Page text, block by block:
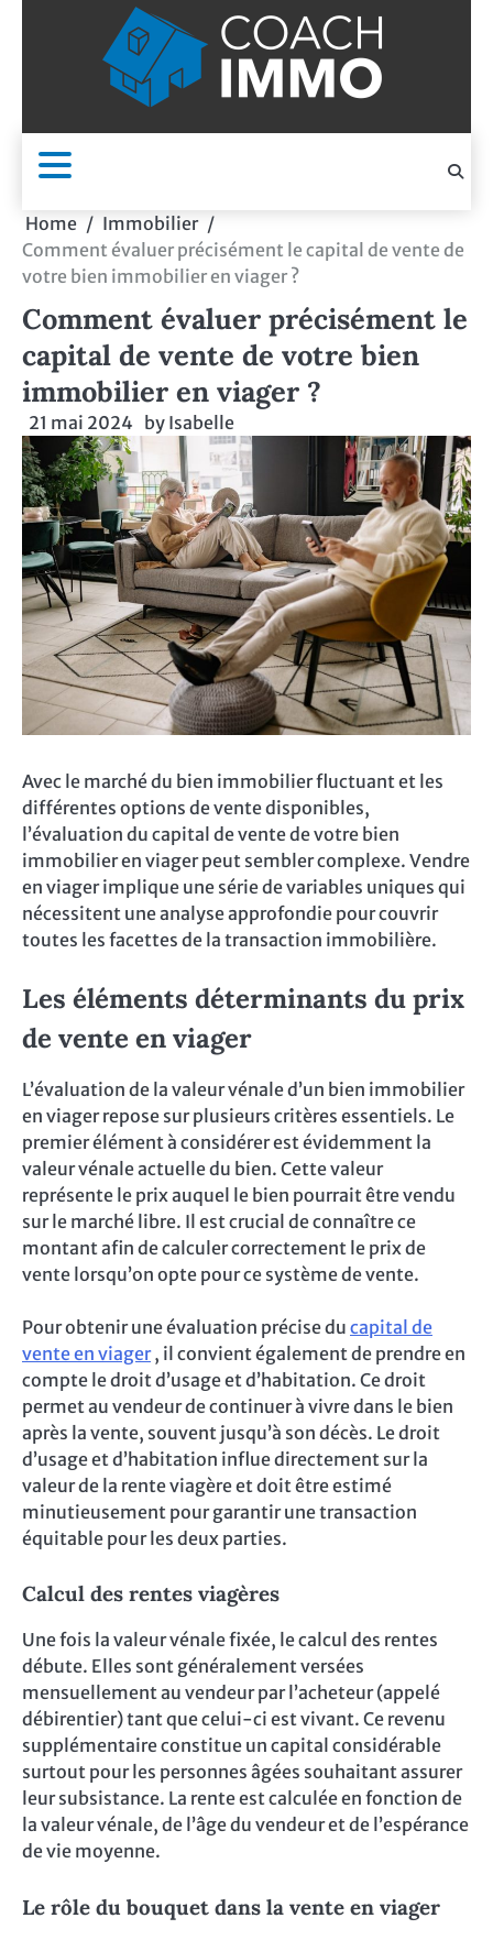
Home
Immobilier
Comment évaluer précisément le capital de vente de
votre bien immobilier en viager ?
Comment évaluer précisément le
capital de vente de votre bien
immobilier en viager ?
21 mai 2024 by Isabelle
Avec le marché du bien immobilier fluctuant et les
différentes options de vente disponibles,
l’évaluation du capital de vente de votre bien
immobilier en viager peut sembler complexe. Vendre
en viager implique une série de variables uniques qui
nécessitent une analyse approfondie pour couvrir
toutes les facettes de la transaction immobilière.
Les éléments déterminants du prix
de vente en viager
L’évaluation de la valeur vénale d’un bien immobilier
en viager repose sur plusieurs critères essentiels. Le
premier élément à considérer est évidemment la
valeur vénale actuelle du bien. Cette valeur
représente le prix auquel le bien pourrait être vendu
sur le marché libre. Il est crucial de connaître ce
montant afin de calculer correctement le prix de
vente lorsqu’on opte pour ce système de vente.
Pour obtenir une évaluation précise du capital de
vente en viager, il convient également de prendre en
compte le droit d’usage et d’habitation. Ce droit
permet au vendeur de continuer à vivre dans le bien
après la vente, souvent jusqu’à son décès. Le droit
d’usage et d’habitation influe directement sur la
valeur de la rente viagère et doit être estimé
minutieusement pour garantir une transaction
équitable pour les deux parties.
Calcul des rentes viagères
Une fois la valeur vénale fixée, le calcul des rentes
débute. Elles sont généralement versées
mensuellement au vendeur par l’acheteur (appelé
débirentier) tant que celui-ci est vivant. Ce revenu
supplémentaire constitue un capital considérable
surtout pour les personnes âgées souhaitant assurer
leur subsistance. La rente est calculée en fonction de
la valeur vénale, de l’âge du vendeur et de l’espérance
de vie moyenne.
Le rôle du bouquet dans la vente en viager